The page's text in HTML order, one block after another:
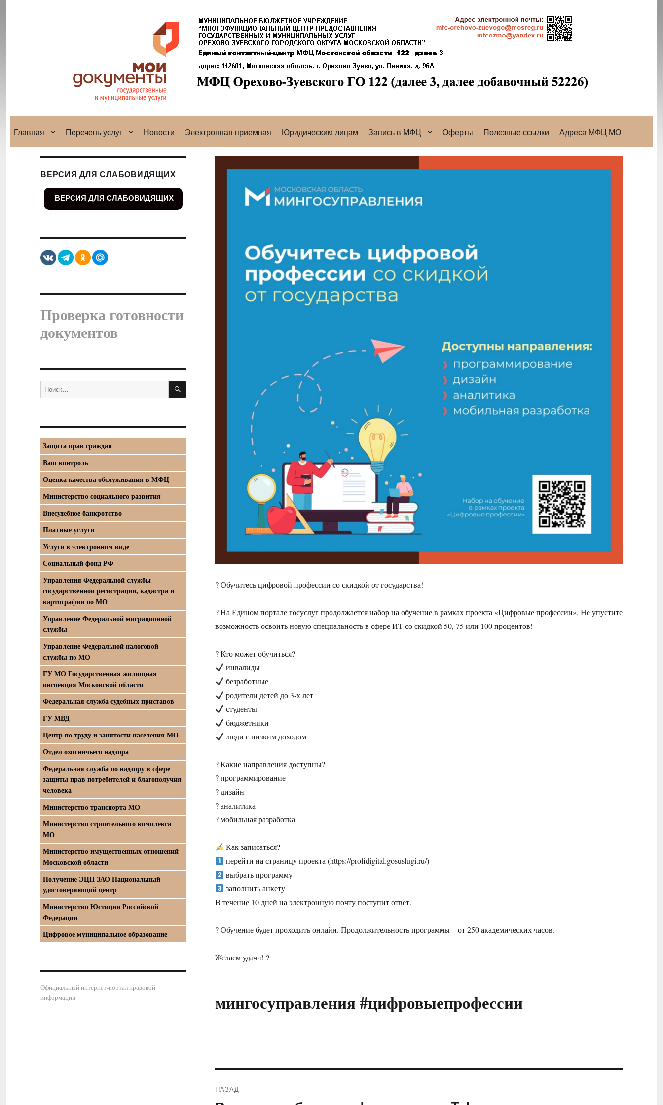
Главная Перечень услуг Новости Электронная приемная Юридическим лицам Запись в МФЦ Оферты Полезные ссылки Адреса МФЦ МО
? Обучитесь цифровой профессии со скидкой от государства!
? На Едином портале госуслуг продолжается набор на обучение в рамках проекта «Цифровые профессии». Не упустите
возможность освоить новую специальность в сфере ИТ со скидкой 50, 75 или 100 процентов!
? Кто может обучиться?
инвалиды
безработные
родители детей до 3-х лет
студенты
бюджетники
люди с низким доходом
? Какие направления доступны?
? программирование
? дизайн
? аналитика
? мобильная разработка
Как записаться?
перейти на страницу проекта (https://profidigital.gosuslugi.ru/)
выбрать программу
заполнить анкету
В течение 10 дней на электронную почту поступит ответ.
? Обучение будет проходить онлайн. Продолжительность программы – от 250 академических часов.
Желаем удачи! ?
мингосуправления #цифровыепрофессии
по
НАЗАД
ВЕРСИЯ ДЛЯ СЛАБОВИДЯЩИХ
ВЕРСИЯ ДЛЯ СЛАБОВИДЯЩИХ
Проверка готовности
документов
Искать: ПОИСК
Защита прав граждан
Ваш контроль
Оценка качества обслуживания в МФЦ
Министерство социального развития
Внесудебное банкротство
Платные услуги
Услуги в электронном виде
Социальный фонд РФ
Управления Федеральной службы
государственной регистрации, кадастра и
картографии по МО
Управление Федеральной миграционной
службы
Управление Федеральной налоговой
службы по МО
ГУ МО Государственная жилищная
инспекция Московской области
Федеральная служба судебных приставов
ГУ МВД
Центр по труду и занятости населения МО
Отдел охотничьего надзора
Федеральная служба по надзору в сфере
защиты прав потребителей и благополучия
человека
Министерство транспорта МО
Министерство строительного комплекса
МО
Министерство имущественных отношений
Московской области
Получение ЭЦП ЗАО Национальный
удостоверяющий центр
Министерство Юстиции Российской
Федерации
Цифровое муниципальное образование
Официальный интернет-портал правовой
информации